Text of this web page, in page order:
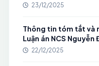
23/12/2025
Thông tin tóm tắt và
Luận án NCS Nguyễn
22/12/2025